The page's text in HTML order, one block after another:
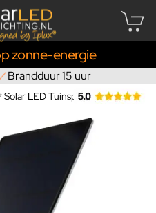
zonne-energie
Brandduur 15 uur
Solar LED Tuinspot Pro+ 1200lm